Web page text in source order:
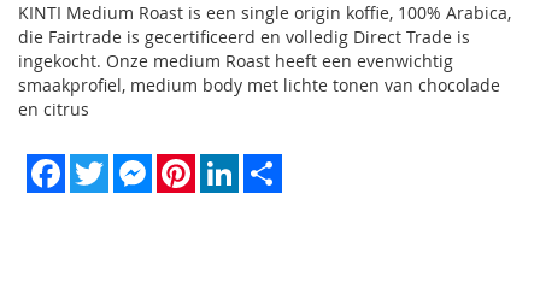
KINTI Medium Roast is een single origin koffie, 100% Arabica,
die Fairtrade is gecertificeerd en volledig Direct Trade is
ingekocht. Onze medium Roast heeft een evenwichtig
smaakprofiel, medium body met lichte tonen van chocolade
en citrus
FacebookTwitterMessengerPinterestLinkedIn